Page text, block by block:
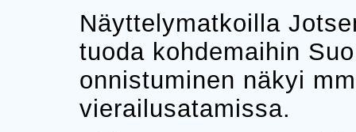
Näyttelymatkoilla
tuoda kohdemaihin
onnistuminen näkyi
vierailusatamissa.